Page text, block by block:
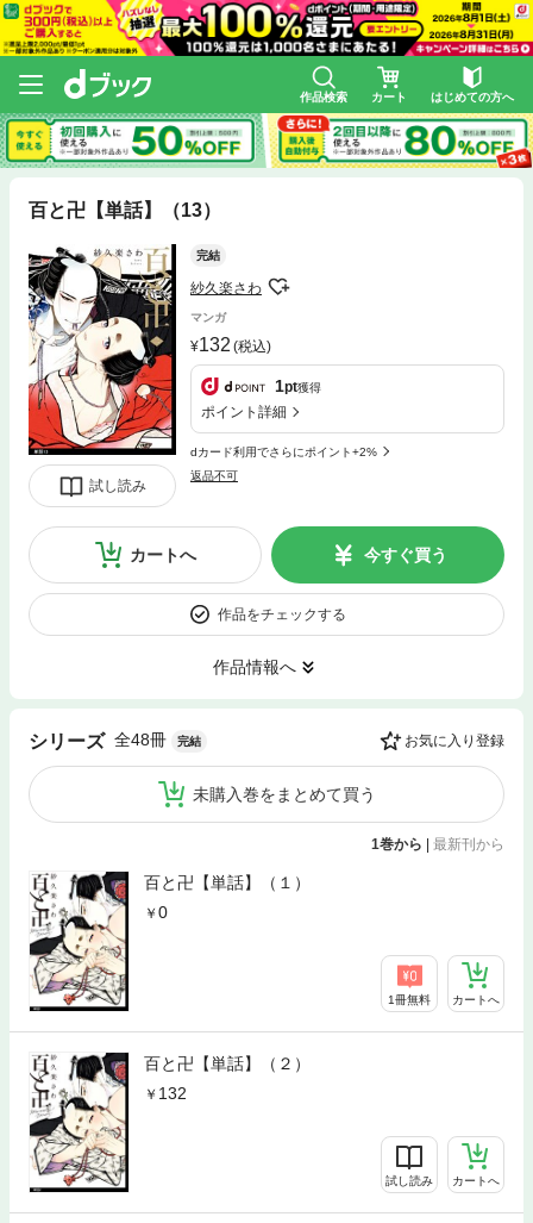
作品検索 カート はじめての方へ
百と卍【単話】（13）
試し読み
完結
紗久楽さわ
マンガ
132 (税込)
1pt獲得
ポイント詳細
dカード利用でさらにポイント+2%
返品不可
カートへ 今すぐ買う
作品をチェックする
作品情報へ
シリーズ 全48冊 完結 お気に入り登録
未購入巻をまとめて買う
1巻から | 最新刊から
百と卍【単話】（１）
0
1冊無料 カートへ
百と卍【単話】（２）
132
試し読み カートへ